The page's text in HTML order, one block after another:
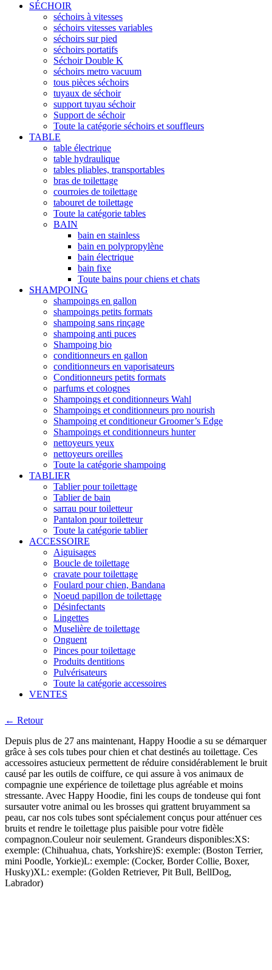
SÉCHOIR
séchoirs à vitesses
séchoirs vitesses variables
séchoirs sur pied
séchoirs portatifs
Séchoir Double K
séchoirs metro vacuum
tous pièces séchoirs
tuyaux de séchoir
support tuyau séchoir
Support de séchoir
Toute la catégorie séchoirs et souffleurs
TABLE
table électrique
table hydraulique
tables pliables, transportables
bras de toilettage
courroies de toilettage
tabouret de toilettage
Toute la catégorie tables
BAIN
bain en stainless
bain en polypropylène
bain électrique
bain fixe
Toute bains pour chiens et chats
SHAMPOING
shampoings en gallon
shampoings petits formats
shampoing sans rinçage
shampoing anti puces
Shampoing bio
conditionneurs en gallon
conditionneurs en vaporisateurs
Conditionneurs petits formats
parfums et colognes
Shampoings et conditionneurs Wahl
Shampoings et conditionneurs pro nourish
Shampoing et conditioneur Groomer’s Edge
Shampoings et conditionneurs hunter
nettoyeurs yeux
nettoyeurs oreilles
Toute la catégorie shampoing
TABLIER
Tablier pour toilettage
Tablier de bain
sarrau pour toiletteur
Pantalon pour toiletteur
Toute la catégorie tablier
ACCESSOIRE
Aiguisages
Boucle de toilettage
cravate pour toilettage
Foulard pour chien, Bandana
Noeud papillon de toilettage
Désinfectants
Lingettes
Muselière de toilettage
Onguent
Pinces pour toilettage
Produits dentitions
Pulvérisateurs
Toute la catégorie accessoires
VENTES
← Retour
Depuis plus de 27 ans maintenant, Happy Hoodie a su se démarquer
grâce à ses cols tubes pour chien et chat destinés au toilettage. Ces
accessoires astucieux permettent de réduire considérablement le bruit
causé par les outils de coiffure, ce qui assure à vos animaux de
compagnie une expérience de toilettage plus agréable et moins
stressante. Avec Happy Hoodie, fini les coups de tondeuse qui font
sursauter votre animal ou les brosses qui grattent bruyamment sa
peau, car nos cols tubes sont spécialement conçus pour atténuer ces
bruits et rendre le toilettage plus paisible pour votre fidèle
compagnon.Couleur noir seulement. Grandeurs disponibles:XS:
exemple: (Chihuahua, chats, Yorkshire)S: exemple: (Boston Terrier,
mini Poodle, Yorkie)L: exemple: (Cocker, Border Collie, Boxer,
Husky)XL: exemple: (Golden Retriever, Pit Bull, BellDog,
Labrador)